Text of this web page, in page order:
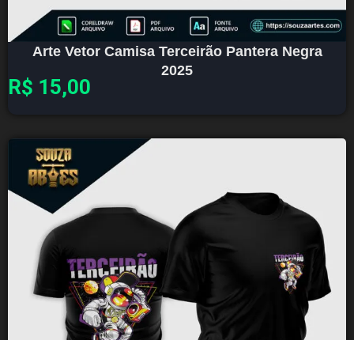
Arte Vetor Camisa Terceirão Pantera Negra
2025
R$ 15,00